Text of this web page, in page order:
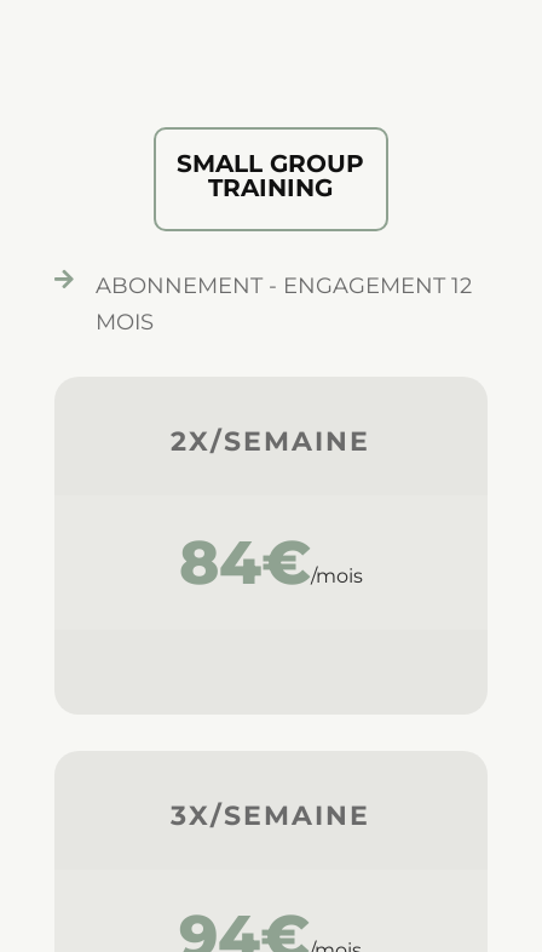
SMALL GROUP
TRAINING

ABONNEMENT - ENGAGEMENT 12
MOIS
2X/SEMAINE
84€/mois
3X/SEMAINE
94€